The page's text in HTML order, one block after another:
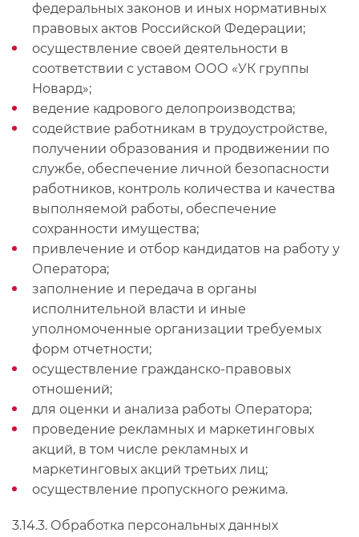
федеральных законов и иных нормативных
правовых актов Российской Федерации;
осуществление своей деятельности в
соответствии с уставом ООО «УК группы
Новард»;
ведение кадрового делопроизводства;
содействие работникам в трудоустройстве,
получении образования и продвижении по
службе, обеспечение личной безопасности
работников, контроль количества и качества
выполняемой работы, обеспечение
сохранности имущества;
привлечение и отбор кандидатов на работу у
Оператора;
заполнение и передача в органы
исполнительной власти и иные
уполномоченные организации требуемых
форм отчетности;
осуществление гражданско-правовых
отношений;
для оценки и анализа работы Оператора;
проведение рекламных и маркетинговых
акций, в том числе рекламных и
маркетинговых акций третьих лиц;
осуществление пропускного режима.
3.14.3. Обработка персональных данных